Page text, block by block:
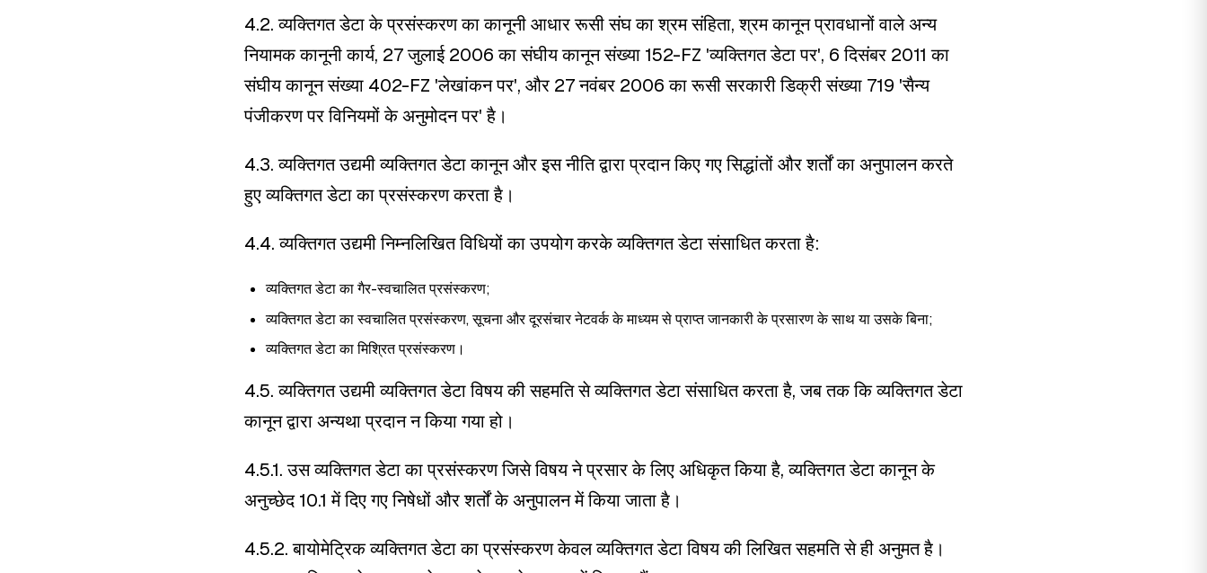
4.2. व्यक्तिगत डेटा के प्रसंस्करण का कानूनी आधार रूसी संघ का श्रम संहिता, श्रम कानून प्रावधानों वाले अन्य
नियामक कानूनी कार्य, 27 जुलाई 2006 का संघीय कानून संख्या 152-FZ 'व्यक्तिगत डेटा पर', 6 दिसंबर 2011 का
संघीय कानून संख्या 402-FZ 'लेखांकन पर', और 27 नवंबर 2006 का रूसी सरकारी डिक्री संख्या 719 'सैन्य
पंजीकरण पर विनियमों के अनुमोदन पर' है।
4.3. व्यक्तिगत उद्यमी व्यक्तिगत डेटा कानून और इस नीति द्वारा प्रदान किए गए सिद्धांतों और शर्तों का अनुपालन करते
हुए व्यक्तिगत डेटा का प्रसंस्करण करता है।
4.4. व्यक्तिगत उद्यमी निम्नलिखित विधियों का उपयोग करके व्यक्तिगत डेटा संसाधित करता है:
व्यक्तिगत डेटा का गैर-स्वचालित प्रसंस्करण;
व्यक्तिगत डेटा का स्वचालित प्रसंस्करण, सूचना और दूरसंचार नेटवर्क के माध्यम से प्राप्त जानकारी के प्रसारण के साथ या उसके बिना;
व्यक्तिगत डेटा का मिश्रित प्रसंस्करण।
4.5. व्यक्तिगत उद्यमी व्यक्तिगत डेटा विषय की सहमति से व्यक्तिगत डेटा संसाधित करता है, जब तक कि व्यक्तिगत डेटा
कानून द्वारा अन्यथा प्रदान न किया गया हो।
4.5.1. उस व्यक्तिगत डेटा का प्रसंस्करण जिसे विषय ने प्रसार के लिए अधिकृत किया है, व्यक्तिगत डेटा कानून के
अनुच्छेद 10.1 में दिए गए निषेधों और शर्तों के अनुपालन में किया जाता है।
4.5.2. बायोमेट्रिक व्यक्तिगत डेटा का प्रसंस्करण केवल व्यक्तिगत डेटा विषय की लिखित सहमति से ही अनुमत है।